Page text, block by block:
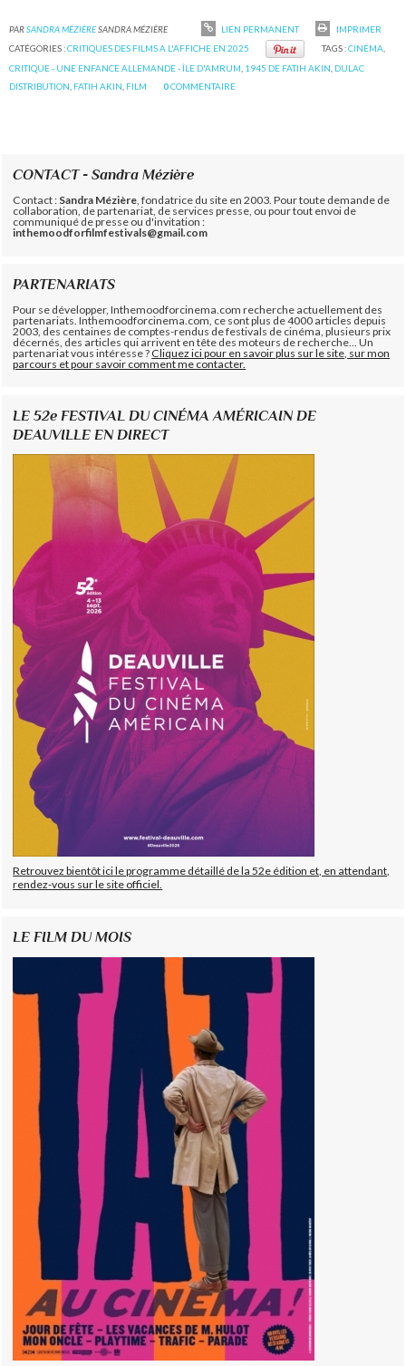
PARSANDRA MÉZIÈRESANDRA MÉZIÈRE LIEN PERMANENT
IMPRIMER
CATÉGORIES :CRITIQUES DES FILMS A L'AFFICHE EN 2025 TAGS :CINÉMA,
CRITIQUE - UNE ENFANCE ALLEMANDE - ÎLE D'AMRUM, 1945 DE FATIH AKIN, DULAC
DISTRIBUTION, FATIH AKIN, FILM 0COMMENTAIRE
CONTACT - Sandra Mézière
Contact : Sandra Mézière , fondatrice du site en 2003. Pour toute demande de
collaboration, de partenariat, de services presse, ou pour tout envoi de
communiqué de presse ou d'invitation :
inthemoodforfilmfestivals@gmail.com
PARTENARIATS
Pour se développer, Inthemoodforcinema.com recherche actuellement des
partenariats. Inthemoodforcinema.com, ce sont plus de 4000 articles depuis
2003, des centaines de comptes-rendus de festivals de cinéma, plusieurs prix
décernés, des articles qui arrivent en tête des moteurs de recherche... Un
partenariat vous intéresse ?Cliquez ici pour en savoir plus sur le site, sur mon
parcours et pour savoir comment me contacter.
LE 52e FESTIVAL DU CINÉMA AMÉRICAIN DE
DEAUVILLE EN DIRECT
Retrouvez bientôt ici le programme détaillé de la 52e édition et, en attendant,
rendez-vous sur le site officiel.
LE FILM DU MOIS